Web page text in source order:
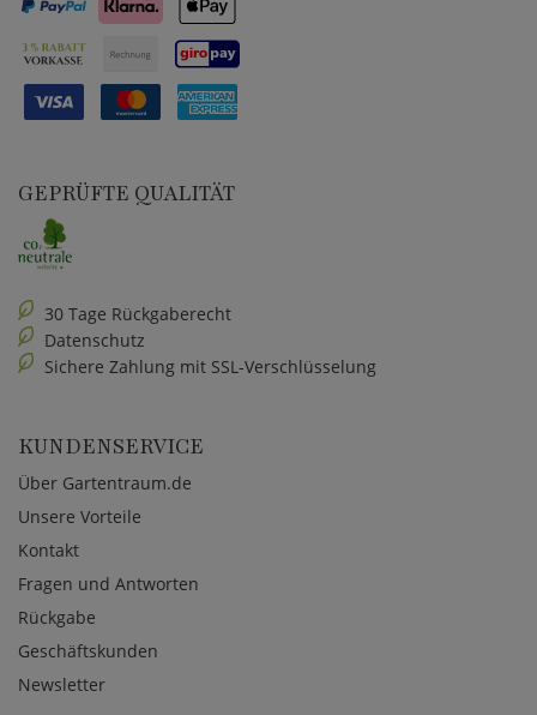
GEPRÜFTE QUALITÄT
30 Tage Rückgaberecht
Datenschutz
Sichere Zahlung mit SSL-Verschlüsselung
KUNDENSERVICE
Über Gartentraum.de
Unsere Vorteile
Kontakt
Fragen und Antworten
Rückgabe
Geschäftskunden
Newsletter